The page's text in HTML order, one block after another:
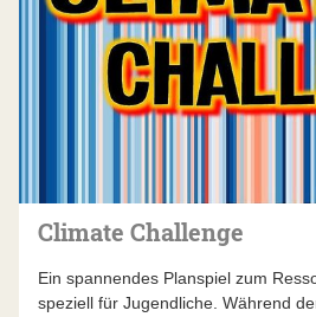
Climate Challenge
Ein spannendes Planspiel zum
speziell für Jugendliche. Während